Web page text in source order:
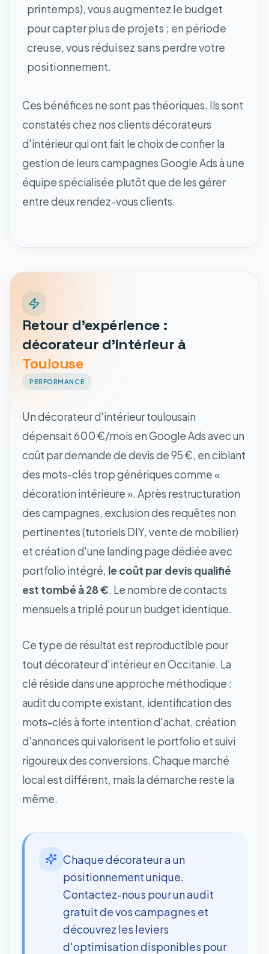
printemps), vous augmentez le budget
pour capter plus de projets ; en période
creuse, vous réduisez sans perdre votre
positionnement.
Ces bénéfices ne sont pas théoriques. Ils sont
constatés chez nos clients décorateurs
d'intérieur qui ont fait le choix de confier la
gestion de leurs campagnes Google Ads à une
équipe spécialisée plutôt que de les gérer
entre deux rendez-vous clients.
Retour d'expérience :
décorateur d'intérieur à
Toulouse
PERFORMANCE
Un décorateur d'intérieur toulousain
dépensait 600 €/mois en Google Ads avec un
coût par demande de devis de 95 €, en ciblant
des mots-clés trop génériques comme «
décoration intérieure ». Après restructuration
des campagnes, exclusion des requêtes non
pertinentes (tutoriels DIY, vente de mobilier)
et création d'une landing page dédiée avec
portfolio intégré, le coût par devis qualifié
est tombé à 28 €. Le nombre de contacts
mensuels a triplé pour un budget identique.
Ce type de résultat est reproductible pour
tout décorateur d'intérieur en Occitanie. La
clé réside dans une approche méthodique :
audit du compte existant, identification des
mots-clés à forte intention d'achat, création
d'annonces qui valorisent le portfolio et suivi
rigoureux des conversions. Chaque marché
local est différent, mais la démarche reste la
même.
Chaque décorateur a un
positionnement unique.
Contactez-nous pour un audit
gratuit de vos campagnes et
découvrez les leviers
d'optimisation disponibles pour